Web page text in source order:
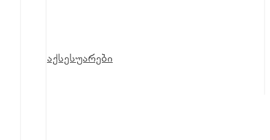
აქსესუარები